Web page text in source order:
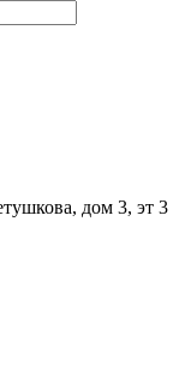
дом 3, эт 3